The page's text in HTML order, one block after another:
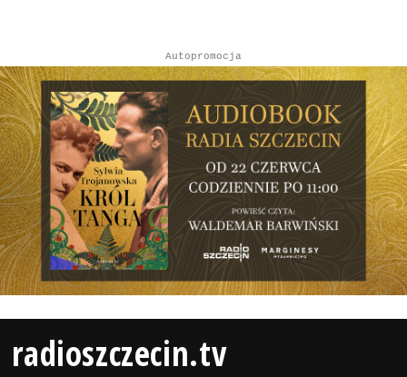
Autopromocja
radioszczecin.tv